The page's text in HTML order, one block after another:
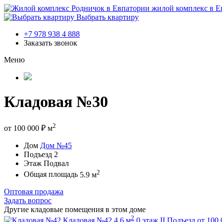
жилой комплекс в
Выбрать квартиру
+7 978 938 4 888
Заказать звонок
Меню
Кладовая №30
от 100 000 ₽ м2
Дом Дом №45
Подъезд 2
Этаж Подвал
Общая площадь 5.9 м2
Оптовая продажа
Задать вопрос
Другие кладовые помещения в этом доме
Кладовая №42 4.6 м2 0 этаж II Подъезд от 100